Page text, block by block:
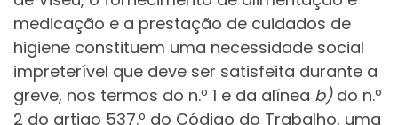
medicação e a prestação de cuidados de
higiene constituem uma necessidade social
impreterível que deve ser satisfeita durante a
greve, nos termos do n.º 1 e da alínea b) do n.º
2 do artigo 537.º do Código do Trabalho, uma